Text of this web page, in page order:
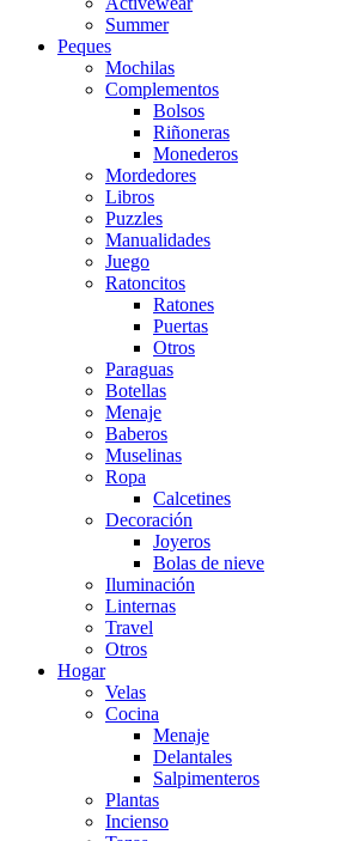
Summer
Peques
Mochilas
Complementos
Bolsos
Riñoneras
Monederos
Mordedores
Libros
Puzzles
Manualidades
Juego
Ratoncitos
Ratones
Puertas
Otros
Paraguas
Botellas
Menaje
Baberos
Muselinas
Ropa
Calcetines
Decoración
Joyeros
Bolas de nieve
Iluminación
Linternas
Travel
Otros
Hogar
Velas
Cocina
Menaje
Delantales
Salpimenteros
Plantas
Incienso